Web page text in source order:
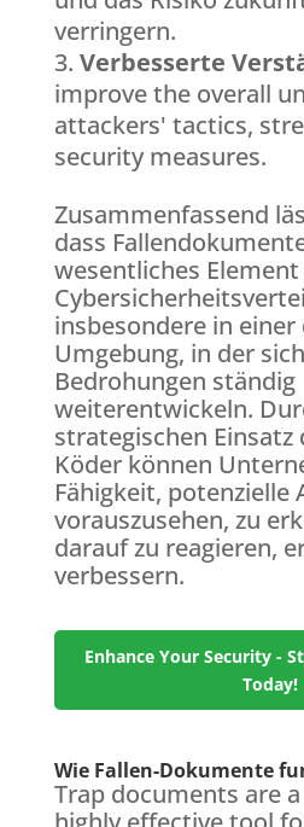
verringern.
Verbesserte
improve the overall
attackers' tactics,
security measures.
Zusammenfassend
dass
wesentliches
insbesondere in einer
Umgebung, in der
Bedrohungen ständig
weiterentwickeln.
strategischen Einsatz
Köder können
Fähigkeit, potenzielle
vorauszusehen, zu
darauf zu reagieren,
verbessern.
Enhance Your Security -
Today!
Wie Fallen-Dokumente
Trap documents are